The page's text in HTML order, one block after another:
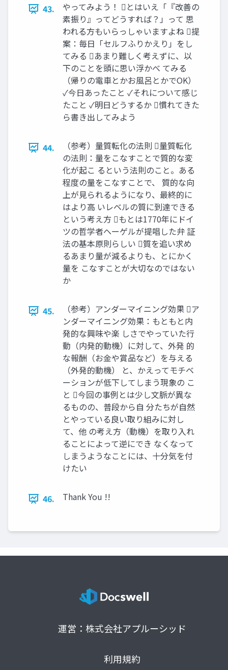
43.
やってみよう！ とはいえ「『改善の
素振り』ってどうすれば？」って 思
われる方もいらっしゃいますよね 提
案：毎日「セルフふりかえり」をし
てみる あまり難しく考えずに、以
下のことを頭に思い浮かべ てみる
（帰りの電車とかお風呂とかでOK）
✓今日あったこと ✓それについて感じ
たこと ✓明日どうするか 慣れてきた
ら書き出してみよう
44.
（参考）量質転化の法則 量質転化
の法則：量をこなすことで質的な変
化が起こ るという法則のこと。ある
程度の量をこなすことで、 質的な向
上が見られるようになり、最終的に
はより高 いレベルの質に到達できる
という考え方 もとは1770年にドイ
ツの哲学者ヘーゲルが提唱した弁 証
法の基本原則らしい 質を追い求め
るあまり量が減るよりも、とにかく
量を こなすことが大切なのではない
か
45.
（参考）アンダーマイニング効果 ア
ンダーマイニング効果：もともと内
発的な興味や楽 しさでやっていた行
動（内発的動機）に対して、外発 的
な報酬（お金や賞品など）を与える
（外発的動機） と、かえってモチベ
ーションが低下してしまう現象の こ
と 今回の事例とは少し文脈が異な
るものの、普段から自 分たちが自然
とやっている良い取り組みに対し
て、他 の考え方（動機）を取り入れ
ることによって逆にでき なくなって
しまうようなことには、十分気を付
けたい
46. Thank You !!
運営：株式会社アプルーシッド
利用規約